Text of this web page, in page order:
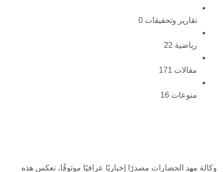
تقارير وتحقيقات 0
رياضية 22
مقالات 171
منوعات 16
وكالة مهد الحضارات مصدرًا إخباريًا عراقيًا موثوقًا، تعكس هذه